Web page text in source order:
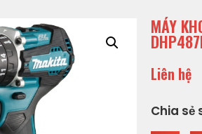
MÁY
Liên hệ
Chia sẻ